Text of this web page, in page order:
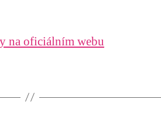
na oficiálním webu